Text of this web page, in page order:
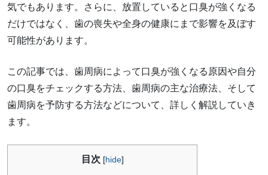
気でもあります。さらに、放置していると口臭が強くなる
だけではなく、歯の喪失や全身の健康にまで影響を及ぼす
可能性があります。
この記事では、歯周病によって口臭が強くなる原因や自分
の口臭をチェックする方法、歯周病の主な治療法、そして
歯周病を予防する方法などについて、詳しく解説していき
ます。
目次 [hide]